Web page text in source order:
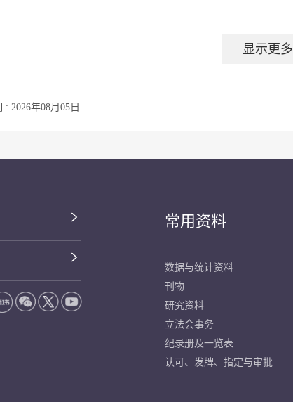
显示更多
: 2026年08月05日
常用资料
数据与统计资料
刊物
研究资料
立法会事务
纪录册及一览表
认可、发牌、指定与审批